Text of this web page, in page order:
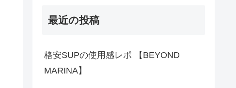
最近の投稿
格安SUPの使用感レポ 【BEYOND
MARINA】